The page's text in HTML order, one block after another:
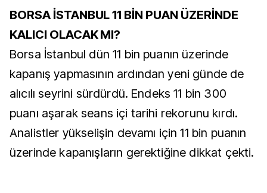
BORSA İSTANBUL 11 BİN PUAN ÜZERİNDE
KALICI OLACAK MI?
Borsa İstanbul dün 11 bin puanın üzerinde
kapanış yapmasının ardından yeni günde de
alıcılı seyrini sürdürdü. Endeks 11 bin 300
puanı aşarak seans içi tarihi rekorunu kırdı.
Analistler yükselişin devamı için 11 bin puanın
üzerinde kapanışların gerektiğine dikkat çekti.